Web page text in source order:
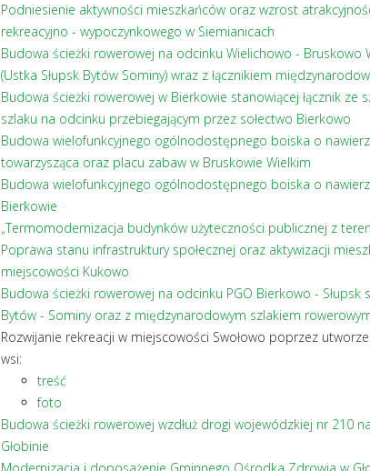
Podniesienie aktywności mieszkańców oraz wzrost
rekreacyjno - wypoczynkowego w Siemianicach
Budowa ścieżki rowerowej na odcinku Wielichowo - Bruskowo
(Ustka Słupsk Bytów Sominy) wraz z łącznikiem
Budowa ścieżki rowerowej w Bierkowie stanowiącej łącznik
szlaku na odcinku przebiegającym przez sołectwo Bierkowo
Budowa wielofunkcyjnego ogólnodostępnego boiska o
towarzysząca oraz placu zabaw w Bruskowie Wielkim
Budowa wielofunkcyjnego ogólnodostępnego boiska o
Bierkowie
„Termomodernizacja budynków użyteczności publicznej z
Poprawa stanu infrastruktury społecznej oraz aktywizacji
miejscowości Kukowo
Budowa ścieżki rowerowej na odcinku PGO Bierkowo - Słupsk
Bytów - Sominy oraz z międzynarodowym szlakiem
Rozwijanie rekreacji w miejscowości Swołowo poprzez
wsi:
treść
foto
Budowa ścieżki rowerowej wzdłuż drogi wojewódzkiej nr 210
Głobinie